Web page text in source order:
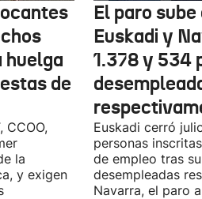
huelga
de
CCOO,
la
y exigen
El paro
Euskadi y
1.378 y 534
Euskadi cerró
personas
de empleo tras
desempleadas
Navarra, el paro